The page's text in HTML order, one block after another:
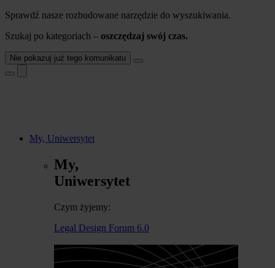
Sprawdź nasze rozbudowane narzędzie do wyszukiwania.
Szukaj po kategoriach – oszczędzaj swój czas.
Nie pokazuj już tego komunikatu
My, Uniwersytet
My,
Uniwersytet
Czym żyjemy:
Legal Design Forum 6.0